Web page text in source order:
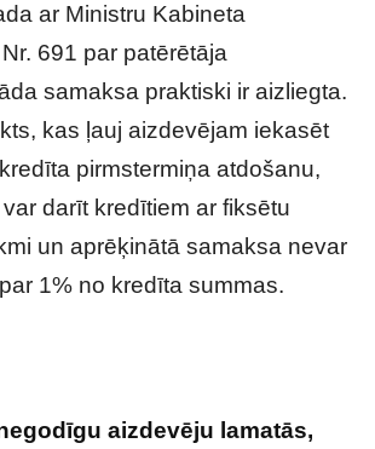
ar Ministru Kabineta
691 par patērētāja
samaksa praktiski ir aizliegta.
kas ļauj aizdevējam iekasēt
pirmstermiņa atdošanu,
darīt kredītiem ar fiksētu
un aprēķinātā samaksa nevar
1% no kredīta summas.
aizdevēju lamatās,